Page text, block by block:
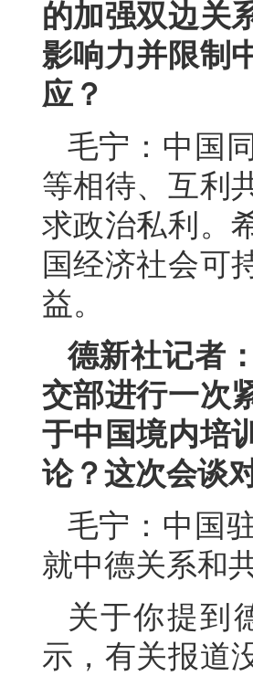
的加强双边关
影响力并限制
应？
毛宁：中国
等相待、互利
求政治私利。
国经济社会可
益。
德新社记者
交部进行一次
于中国境内培
论？这次会谈
毛宁：中国
就中德关系和
关于你提到
示，有关报道